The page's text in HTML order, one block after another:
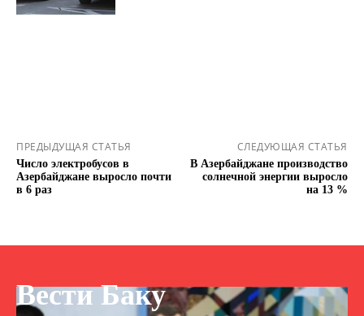
ПРЕДЫДУЩАЯ СТАТЬЯ
Число электробусов в
Азербайджане выросло почти
в 6 раз
СЛЕДУЮЩАЯ СТАТЬЯ
В Азербайджане производство
солнечной энергии выросло
на 13 %
Вести Баку